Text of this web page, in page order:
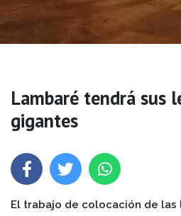
Lambaré tendrá sus
gigantes
El trabajo de colocación de